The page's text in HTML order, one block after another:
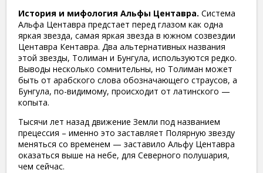
История и мифология Альфы Центавра. Система
Альфа Центавра предстает перед глазом как одна
яркая звезда, самая яркая звезда в южном созвездии
Центавра Кентавра. Два альтернативных названия
этой звезды, Толиман и Бунгула, используются редко.
Выводы несколько сомнительны, но Толиман может
быть от арабского слова обозначающего страусов, а
Бунгула, по-видимому, происходит от латинского —
копыта.
Тысячи лет назад движение Земли под названием
прецессия – именно это заставляет Полярную звезду
меняться со временем — заставило Альфу Центавра
оказаться выше на небе, для Северного полушария,
чем сейчас.